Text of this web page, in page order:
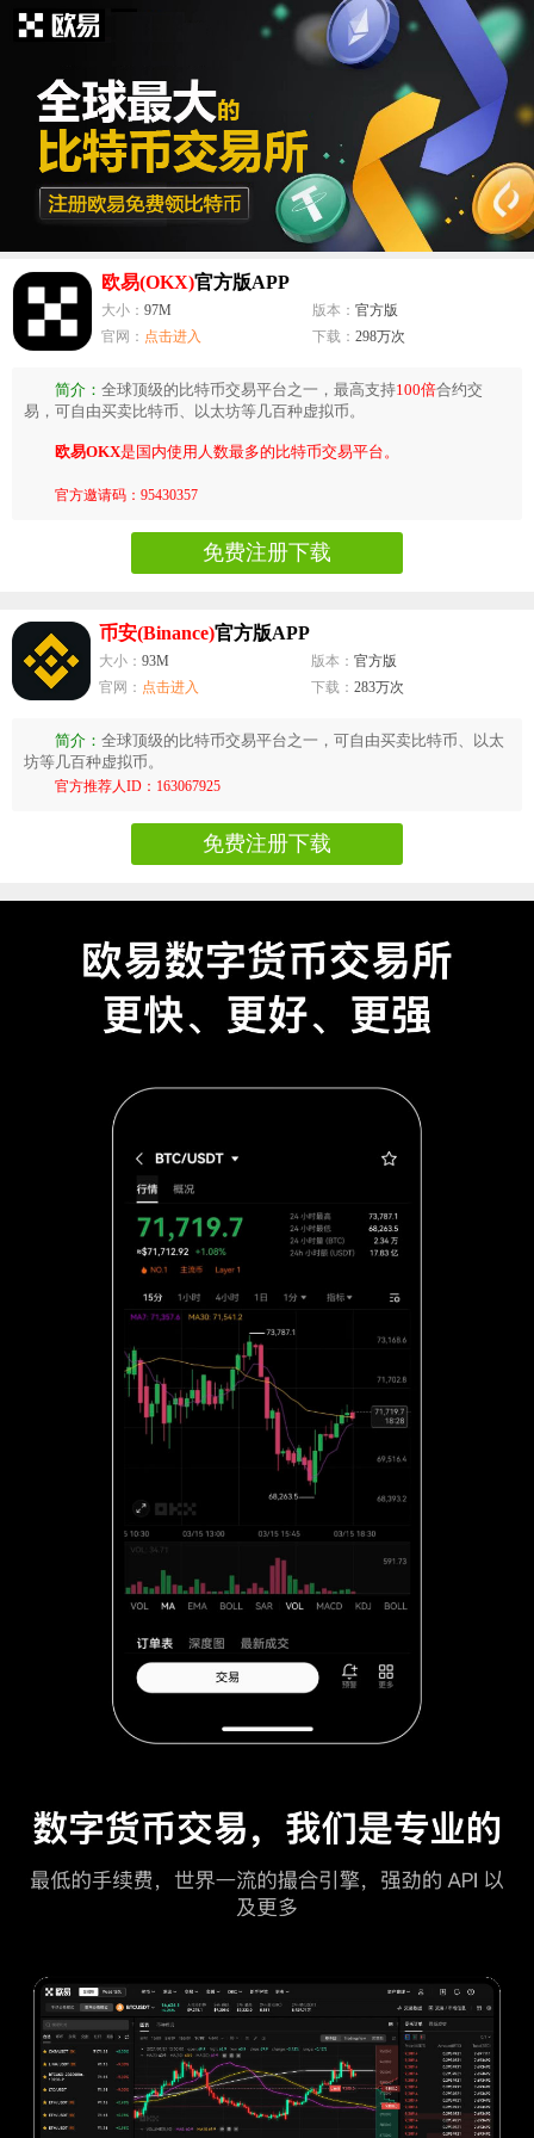
欧易(OKX)官方版APP
大小： 97M 版本： 官方版
官网： 点击进入 下载： 298万次
简介： 全球顶级的比特币交易平台之一，最高支持100倍合约交
易，可自由买卖比特币、以太坊等几百种虚拟币。
欧易OKX是国内使用人数最多的比特币交易平台。
官方邀请码：95430357
免费注册下载
币安(Binance)官方版APP
大小： 93M 版本： 官方版
官网： 点击进入 下载： 283万次
简介： 全球顶级的比特币交易平台之一，可自由买卖比特币、以太
坊等几百种虚拟币。
官方推荐人ID：163067925
免费注册下载